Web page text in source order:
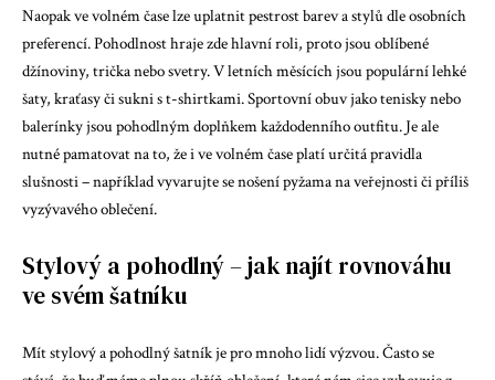
Naopak ve volném čase lze uplatnit pestrost barev a stylů dle osobních
preferencí. Pohodlnost hraje zde hlavní roli, proto jsou oblíbené
džínoviny, trička nebo svetry. V letních měsících jsou populární lehké
šaty, kraťasy či sukni s t-shirtkami. Sportovní obuv jako tenisky nebo
balerínky jsou pohodlným doplňkem každodenního outfitu. Je ale
nutné pamatovat na to, že i ve volném čase platí určitá pravidla
slušnosti – například vyvarujte se nošení pyžama na veřejnosti či příliš
vyzývavého oblečení.
Stylový a pohodlný – jak najít rovnováhu
ve svém šatníku
Mít stylový a pohodlný šatník je pro mnoho lidí výzvou. Často se